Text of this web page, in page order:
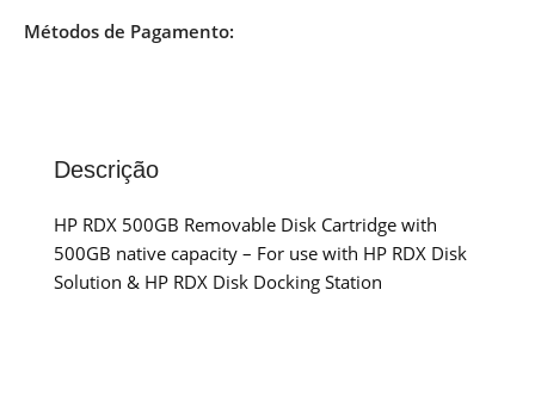
Métodos de Pagamento:
Descrição
HP RDX 500GB Removable Disk Cartridge with
500GB native capacity – For use with HP RDX Disk
Solution & HP RDX Disk Docking Station